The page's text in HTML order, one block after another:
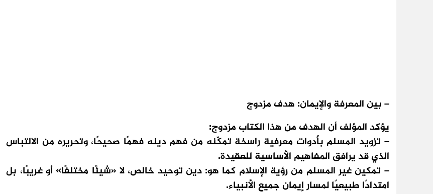
– بين المعرفة والإيمان: هدف مزدوج
يؤكد المؤلف أن الهدف من هذا الكتاب مزدوج:
– تزويد المسلم بأدوات معرفية راسخة تمكّنه من فهم دينه فهمًا صحيحًا، وتحريره من الالتباس
الذي قد يرافق المفاهيم الأساسية للعقيدة.
– تمكين غير المسلم من رؤية الإسلام كما هو: دين توحيد خالص، لا «شيئًا مختلفًا» أو غريبًا، بل
امتدادًا طبيعيًا لمسار إيمان جميع الأنبياء.